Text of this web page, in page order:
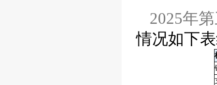
2025年
情况如下